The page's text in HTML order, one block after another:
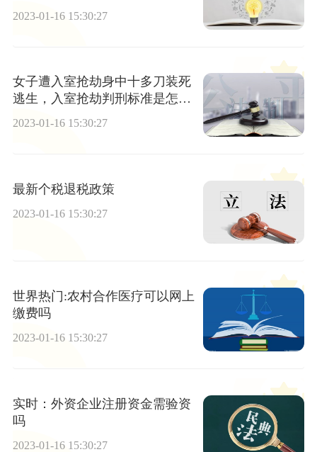
2023-01-16 15:30:27
女子遭入室抢劫身中十多刀装死
逃生，入室抢劫判刑标准是怎样
的
2023-01-16 15:30:27
最新个税退税政策
2023-01-16 15:30:27
世界热门:农村合作医疗可以网上
缴费吗
2023-01-16 15:30:27
实时：外资企业注册资金需验资
吗
2023-01-16 15:30:27